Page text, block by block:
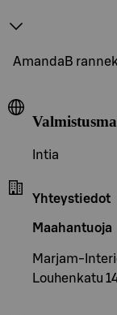
AmandaB
Intia
Yhteystiedot
Maahantuoja
Marjam-
Louhenkatu